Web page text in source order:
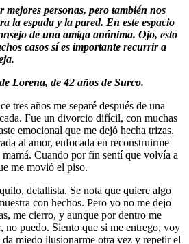
mejores personas, pero también nos
la espada y la pared. En este espacio
de una amiga anónima. Ojo, esto
casos sí es importante recurrir a
Lorena, de 42 años de Surco.
tres años me separé después de una
Fue un divorcio difícil, con muchas
emocional que me dejó hecha trizas.
al amor, enfocada en reconstruirme
Cuando por fin sentí que volvía a
me movió el piso.
detallista. Se nota que quiere algo
con hechos. Pero yo no me dejo
me cierro, y aunque por dentro me
no puedo. Siento que si me entrego, voy
miedo ilusionarme otra vez y repetir el